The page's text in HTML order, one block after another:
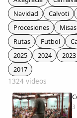
AlkoTV
Biblioteca
Periódico
Foros
Navidad
Calvoti
Procesiones
Misas
Rutas
Futbol
2025
2024 2023
2017
1324 videos
3